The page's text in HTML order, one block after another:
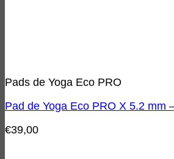
Pads de Yoga Eco PRO
Pad de Yoga Eco PRO X 5.2 mm
€39,00